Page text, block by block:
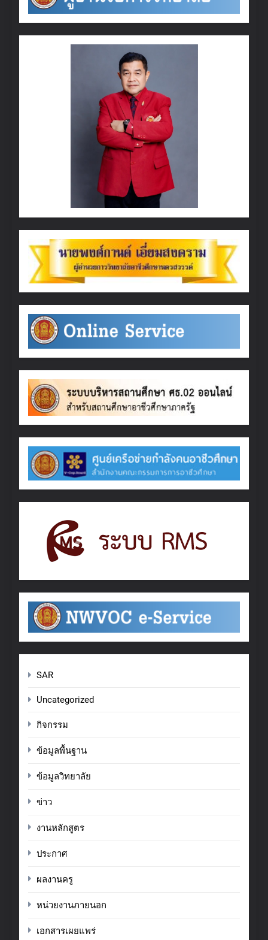
SAR
Uncategorized
กิจกรรม
ข้อมูลพื้นฐาน
ข้อมูลวิทยาลัย
ข่าว
งานหลักสูตร
ประกาศ
ผลงานครู
หน่วยงานภายนอก
เอกสารเผยแพร่